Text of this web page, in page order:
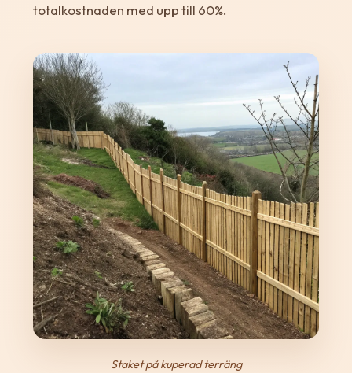
totalkostnaden med upp till 60%.
Staket på kuperad terräng